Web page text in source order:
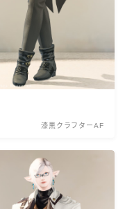
漆黒クラフターAF